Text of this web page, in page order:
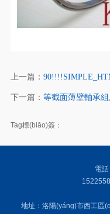
上一篇：
下一篇： 等截面薄壁軸承
Tag標(biāo)簽：
電
地址：洛陽(yáng)市西工區